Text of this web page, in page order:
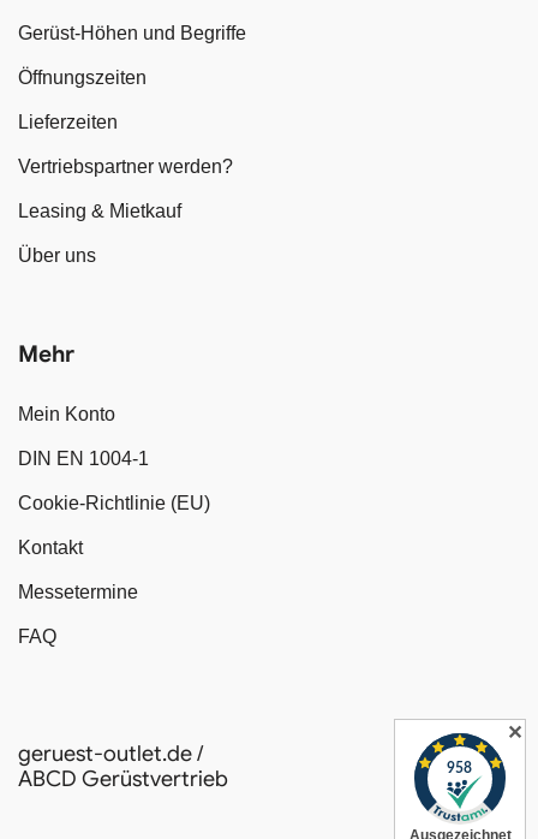
Gerüst-Höhen und Begriffe
Öffnungszeiten
Lieferzeiten
Vertriebspartner werden?
Leasing & Mietkauf
Über uns
Mehr
Mein Konto
DIN EN 1004-1
Cookie-Richtlinie (EU)
Kontakt
Messetermine
FAQ
geruest-outlet.de /
ABCD Gerüstvertrieb
✕